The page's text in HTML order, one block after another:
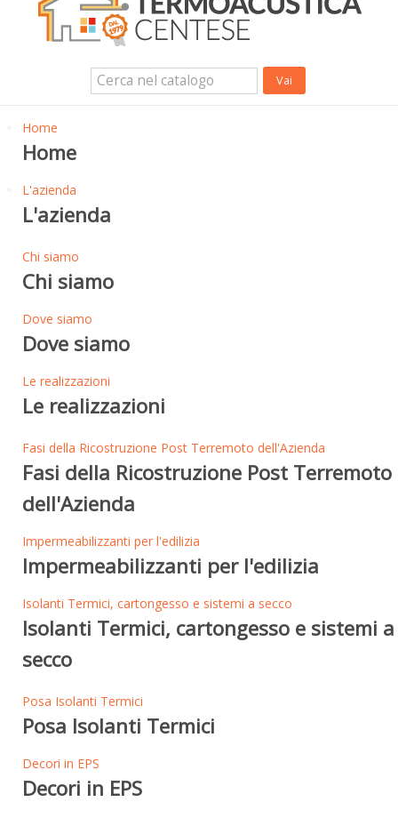
Isolanti Acustici
Porte e Finestre
Home
Home
L'azienda
L'azienda
Chi siamo
Chi siamo
Dove siamo
Dove siamo
Le realizzazioni
Le realizzazioni
Fasi della Ricostruzione Post Terremoto dell'Azienda
Fasi della Ricostruzione Post Terremoto
dell'Azienda
Impermeabilizzanti per l'edilizia
Impermeabilizzanti per l'edilizia
Isolanti Termici, cartongesso e sistemi a secco
Isolanti Termici, cartongesso e sistemi a
secco
Posa Isolanti Termici
Posa Isolanti Termici
Decori in EPS
Decori in EPS